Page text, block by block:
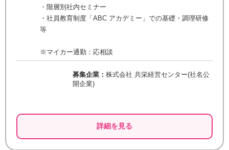
・階層別社内セミナー
・社員教育制度「ABC アカデミー」での基礎・調理研修
等
※マイカー通勤：応相談
募集企業： 株式会社 共栄経営センター(社名公
開企業)
詳細を見る